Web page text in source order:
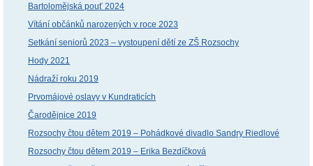
Bartolomějská pouť 2024
Vítání občánků narozených v roce 2023
Setkání seniorů 2023 – vystoupení dětí ze ZŠ Rozsochy
Hody 2021
Nádraží roku 2019
Prvomájové oslavy v Kundraticích
Čarodějnice 2019
Rozsochy čtou dětem 2019 – Pohádkové divadlo Sandry Riedlové
Rozsochy čtou dětem 2019 – Erika Bezdíčková